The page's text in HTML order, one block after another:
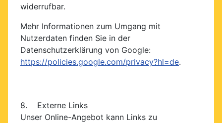
widerrufbar.
Mehr Informationen zum Umgang mit
Nutzerdaten finden Sie in der
Datenschutzerklärung von Google:
https://policies.google.com/privacy?hl=de.
8. Externe Links
Unser Online-Angebot kann Links zu